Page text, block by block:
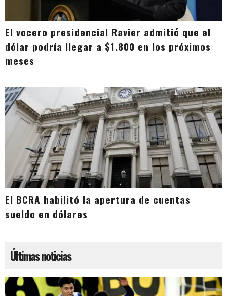
El vocero presidencial Ravier admitió que el
dólar podría llegar a $1.800 en los próximos
meses
El BCRA habilitó la apertura de cuentas
sueldo en dólares
Últimas noticias